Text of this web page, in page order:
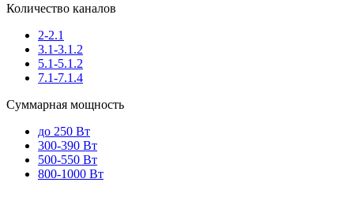
Количество каналов
2-2.1
3.1-3.1.2
5.1-5.1.2
7.1-7.1.4
Суммарная мощность
до 250 Вт
300-390 Вт
500-550 Вт
800-1000 Вт